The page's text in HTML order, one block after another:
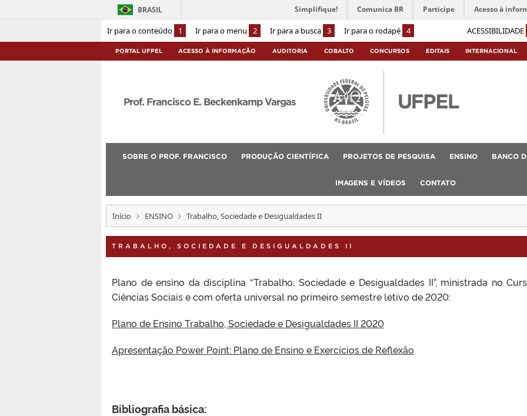
Ir para o conteúdo 1 Ir para o menu 2 Ir para a busca 3 Ir para o rodapé 4 ACESSIBILIDADE
BRASIL Simplifique! Comunica BR Participe Acesso à
PORTAL UFPEL ACESSO À INFORMAÇÃO AUDITORIA COBALTO CONCURSOS EDITAIS INTERNACIONAL
Prof. Francisco E. Beckenkamp Vargas
SOBRE O PROF. FRANCISCO PRODUÇÃO CIENTÍFICA PROJETOS DE PESQUISA ENSINO BANCO
IMAGENS E VÍDEOS CONTATO
Início ENSINO Trabalho, Sociedade e Desigualdades II
TRABALHO, SOCIEDADE E DESIGUALDADES II
Plano de ensino da disciplina “Trabalho, Sociedade e Desigualdades II”, ministrada no
Ciências Sociais e com oferta universal no primeiro semestre letivo de 2020:
Plano de Ensino Trabalho, Sociedade e Desigualdades II 2020
Apresentação Power Point: Plano de Ensino e Exercícios de Reflexão
Bibliografia básica: